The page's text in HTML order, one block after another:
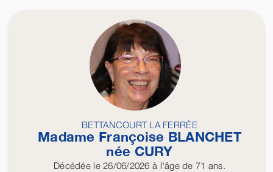
BETTANCOURT LA FERRÉE
Madame Françoise BLANCHET
née CURY
Décédéele 26/06/2026 à l'âge de 71 ans.